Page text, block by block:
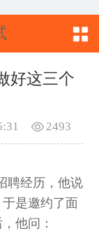
好这三个
2493
经历，他说
是邀约了面
他问：